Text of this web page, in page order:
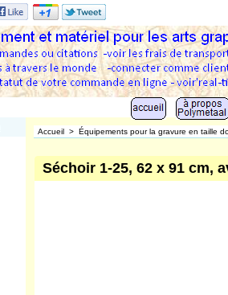
Accueil > Équipements pour la gravure en taille
Séchoir 1-25, 62 x 91 cm,